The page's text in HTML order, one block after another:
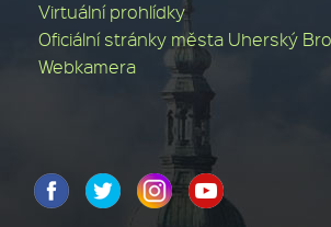
Virtuální prohlídky
Oficiální stránky města Uherský
Webkamera